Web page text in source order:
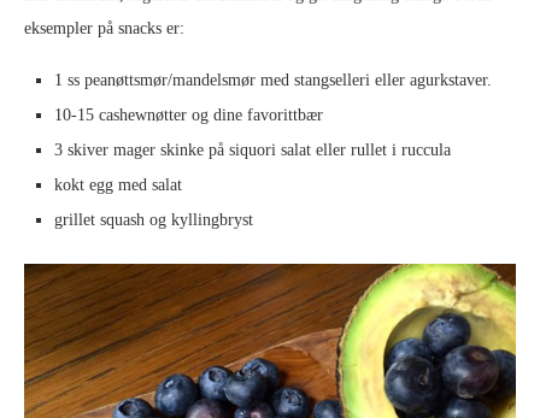
eksempler på snacks er:
1 ss peanøttsmør/mandelsmør med stangselleri eller agurkstaver.
10-15 cashewnøtter og dine favorittbær
3 skiver mager skinke på siquori salat eller rullet i ruccula
kokt egg med salat
grillet squash og kyllingbryst